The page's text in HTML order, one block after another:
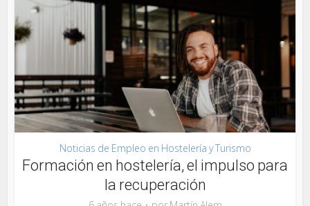
Noticias de Empleo en Hostelería y Turismo
Formación en hostelería, el impulso para
la recuperación